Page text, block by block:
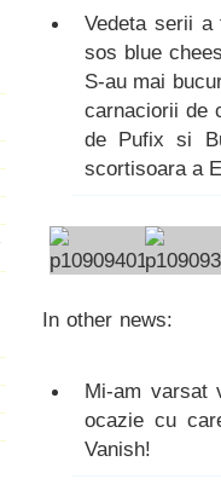
Vedeta serii
sos blue
S-au mai
carnaciorii de
de Pufix si
scortisoara a
In other news:
Mi-am varsat
ocazie cu
Vanish!